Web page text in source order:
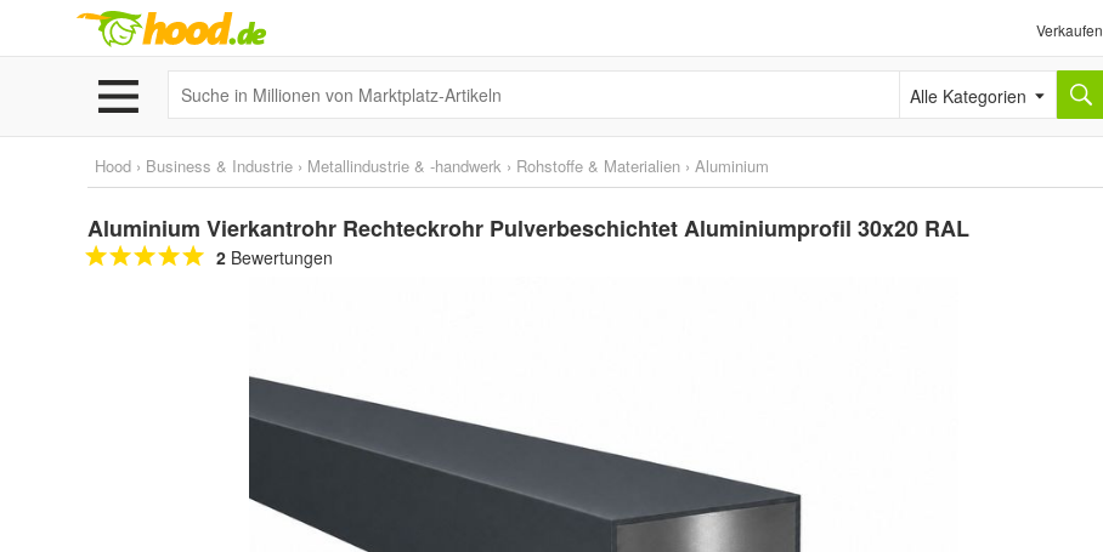
Verkaufen
Alle Kategorien
Hood › Business & Industrie › Metallindustrie & -handwerk › Rohstoffe & Materialien › Aluminium
Aluminium Vierkantrohr Rechteckrohr Pulverbeschichtet Aluminiumprofil 30x20 RAL
2 Bewertungen